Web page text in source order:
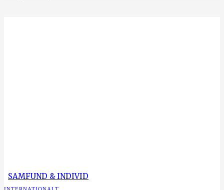
SAMFUND & INDIVID
INTERNATIONALT